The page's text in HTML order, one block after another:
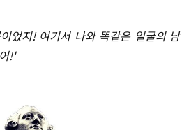
었지! 여기서 나와 똑같은 얼굴의 남
!'